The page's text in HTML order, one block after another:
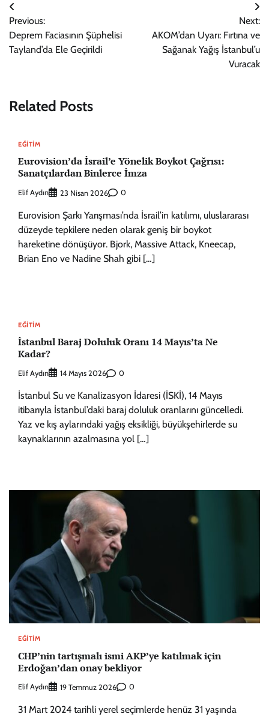
Yazı
gezinmesi
Previous:
Deprem Faciasının Şüphelisi
Tayland’da Ele Geçirildi
Next:
AKOM’dan Uyarı: Fırtına ve
Sağanak Yağış İstanbul’u
Vuracak
Related Posts
EĞITIM
Eurovision’da İsrail’e Yönelik Boykot Çağrısı:
Sanatçılardan Binlerce İmza
Elif Aydın 23 Nisan 2026 0
Eurovision Şarkı Yarışması’nda İsrail’in katılımı, uluslararası
düzeyde tepkilere neden olarak geniş bir boykot
hareketine dönüşüyor. Bjork, Massive Attack, Kneecap,
Brian Eno ve Nadine Shah gibi […]
EĞITIM
İstanbul Baraj Doluluk Oranı 14 Mayıs’ta Ne
Kadar?
Elif Aydın 14 Mayıs 2026 0
İstanbul Su ve Kanalizasyon İdaresi (İSKİ), 14 Mayıs
itibarıyla İstanbul’daki baraj doluluk oranlarını güncelledi.
Yaz ve kış aylarındaki yağış eksikliği, büyükşehirlerde su
kaynaklarının azalmasına yol […]
EĞITIM
CHP’nin tartışmalı ismi AKP’ye katılmak için
Erdoğan’dan onay bekliyor
Elif Aydın 19 Temmuz 2026 0
31 Mart 2024 tarihli yerel seçimlerde henüz 31 yaşında